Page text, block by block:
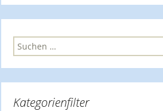
S
u
n
Kategorienfilter